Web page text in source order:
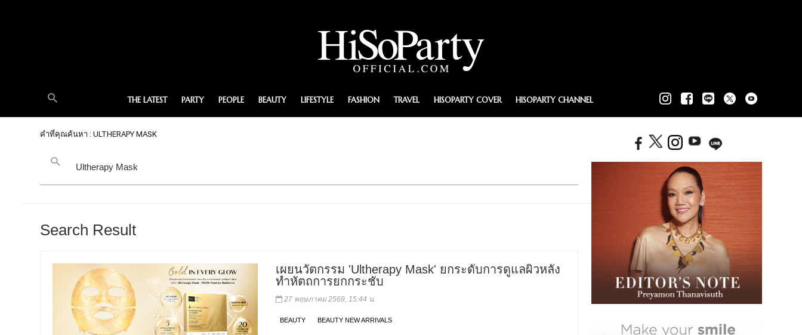
THE LATEST PARTY PEOPLE BEAUTY LIFESTYLE FASHION TRAVEL HISOPARTY COVER HISOPARTY CHANNEL
คำที่คุณค้นหา : ULTHERAPY MASK
Search Result
เผยนวัตกรรม 'Ultherapy Mask' ยกระดับการดูแลผิวหลัง
ทำหัตถการยกกระชับ
27 พฤษภาคม 2569, 15:44 น.
BEAUTY BEAUTY NEW ARRIVALS